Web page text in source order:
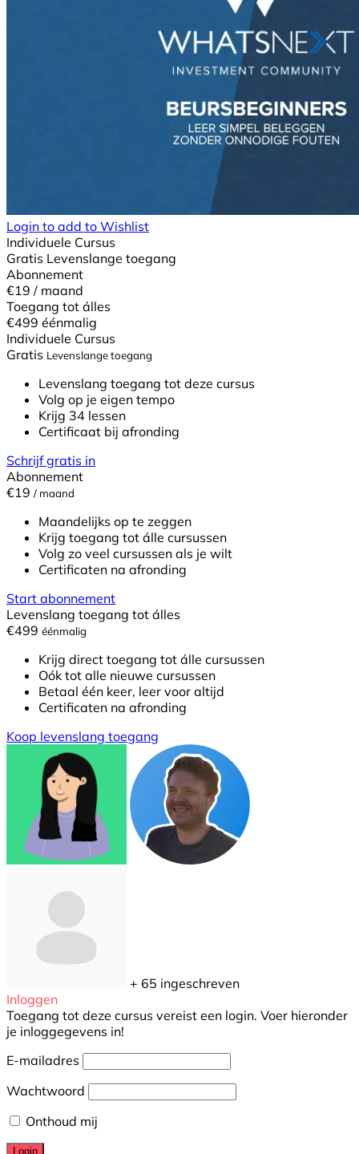
Login to add to Wishlist
Individuele Cursus
Gratis Levenslange toegang
Abonnement
€19 / maand
Toegang tot álles
€499 éénmalig
Individuele Cursus
Gratis Levenslange toegang
Levenslang toegang tot deze cursus
Volg op je eigen tempo
Krijg 34 lessen
Certificaat bij afronding
Schrijf gratis in
Abonnement
€19 / maand
Maandelijks op te zeggen
Krijg toegang tot álle cursussen
Volg zo veel cursussen als je wilt
Certificaten na afronding
Start abonnement
Levenslang toegang tot álles
€499 éénmalig
Krijg direct toegang tot álle cursussen
Oók tot alle nieuwe cursussen
Betaal één keer, leer voor altijd
Certificaten na afronding
Koop levenslang toegang
+ 65 ingeschreven
Inloggen
Toegang tot deze cursus vereist een login. Voer hieronder
je inloggegevens in!
E-mailadres
Wachtwoord
Onthoud mij